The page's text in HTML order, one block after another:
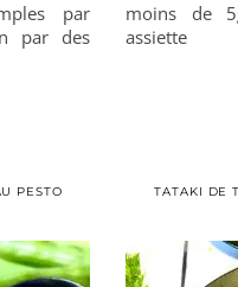
par
par des
moins de
assiette
PESTO TATAKI DE